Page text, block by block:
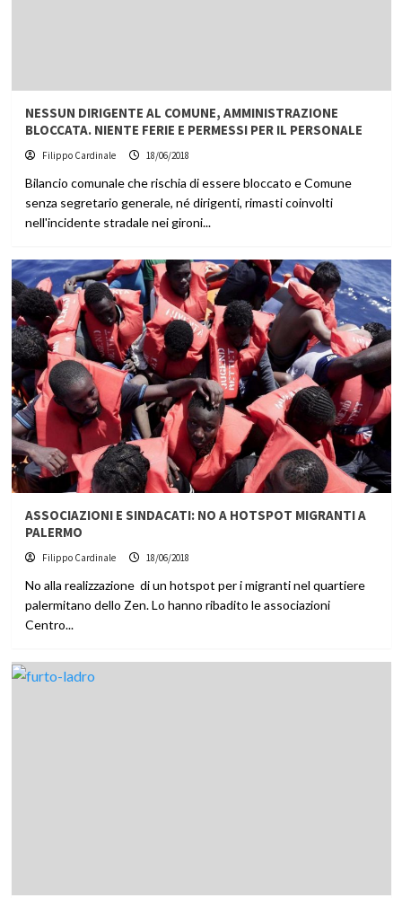
NESSUN DIRIGENTE AL COMUNE, AMMINISTRAZIONE
BLOCCATA. NIENTE FERIE E PERMESSI PER IL PERSONALE
Filippo Cardinale 18/06/2018
Bilancio comunale che rischia di essere bloccato e Comune
senza segretario generale, né dirigenti, rimasti coinvolti
nell'incidente stradale nei gironi...
ASSOCIAZIONI E SINDACATI: NO A HOTSPOT MIGRANTI A
PALERMO
Filippo Cardinale 18/06/2018
No alla realizzazione di un hotspot per i migranti nel quartiere
palermitano dello Zen. Lo hanno ribadito le associazioni
Centro...